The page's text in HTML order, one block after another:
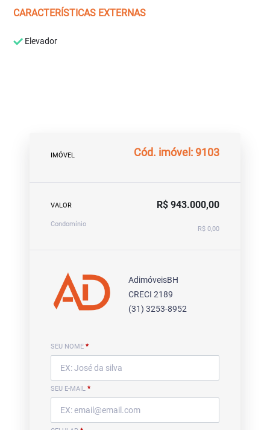
CARACTERÍSTICAS EXTERNAS
Elevador
IMÓVEL Cód. imóvel: 9103
VALOR R$ 943.000,00
Condomínio
R$ 0,00
AdimóveisBH
CRECI 2189
(31) 3253-8952
SEU NOME *
SEU E-MAIL *